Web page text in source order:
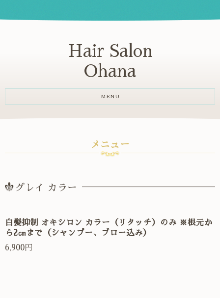
Hair Salon
Ohana
MENU
メニュー
グレイ カラー
白髪抑制 オキシロン カラー（リタッチ）のみ ※根元か
ら2㎝まで（シャンプー、ブロー込み）
6,900円